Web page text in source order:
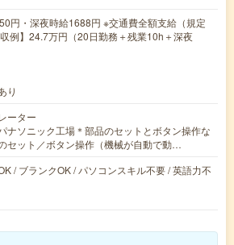
円・深夜時給1688円 ※交通費全額支給（規定
例】24.7万円（20日勤務＋残業10h＋深夜
り
ーター
ナソニック工場＊部品のセットとボタン操作な
セット／ボタン操作（機械が自動で動…
/ ブランクOK / パソコンスキル不要 / 英語力不